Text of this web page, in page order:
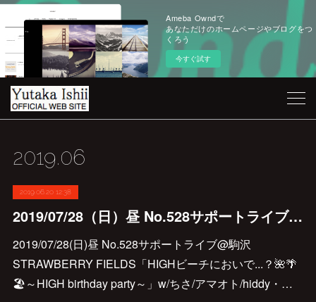
Ameba Owndで
あなただけのホームページやブログをつ
くろう
今すぐ試す
2019.06
2019.06.20 12:38
2019/07/28（日）昼 No.528サポートライブ@駒沢STRAWBERRY FIELDS‬
2019/07/28(日)昼 No.528サポートライブ@駒沢
STRAWBERRY FIELDS‬‪「HIGHビーチにおいで...？🌺🌴
🏖～HIGH birthday party～」‬w/ちさ/アマオト/hiddy‬・…